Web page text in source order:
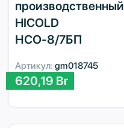
производственный
HICOLD
НСО-8/7БП
Артикул: gm018745
620,19 Br